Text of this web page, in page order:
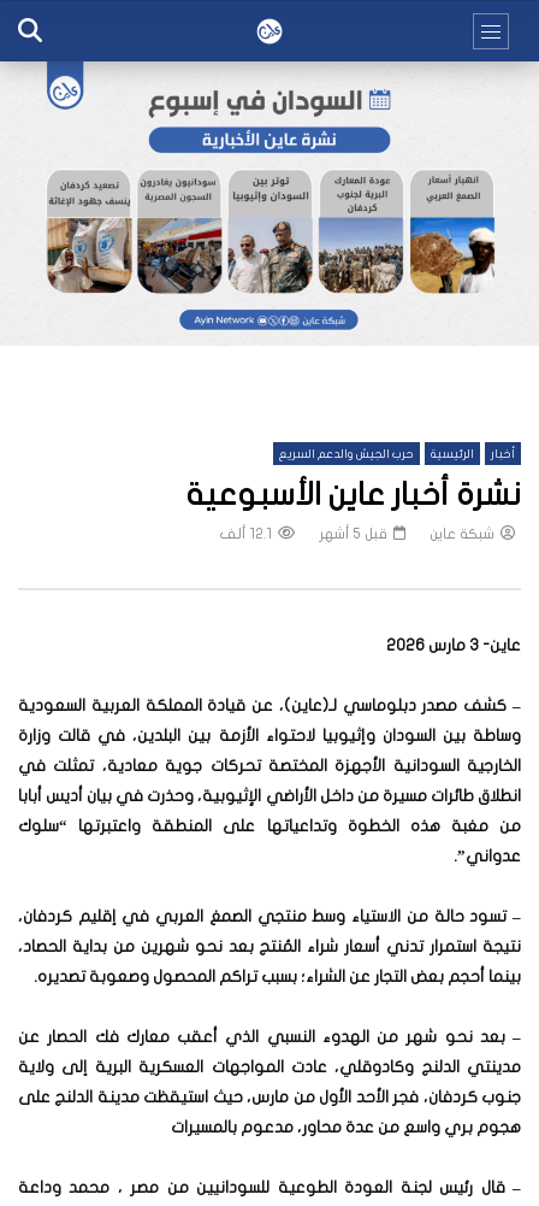
أخبار الرئيسية حرب الجيش والدعم السريع
نشرة أخبار عاين الأسبوعية
شبكة عاين قبل 5 أشهر 12.1 ألف
عاين- 3 مارس 2026
– كشف مصدر دبلوماسي لـ(عاين)، عن قيادة المملكة العربية السعودية
وساطة بين السودان وإثيوبيا لاحتواء الأزمة بين البلدين، في قالت وزارة
الخارجية السودانية الأجهزة المختصة تحركات جوية معادية، تمثلت في
انطلاق طائرات مسيرة من داخل الأراضي الإثيوبية، وحذرت في بيان أديس أبابا
من مغبة هذه الخطوة وتداعياتها على المنطقة واعتبرتها “سلوك
عدواني”.
– تسود حالة من الاستياء وسط منتجي الصمغ العربي في إقليم كردفان،
نتيجة استمرار تدني أسعار شراء المُنتج بعد نحو شهرين من بداية الحصاد،
بينما أحجم بعض التجار عن الشراء؛ بسبب تراكم المحصول وصعوبة تصديره.
– بعد نحو شهر من الهدوء النسبي الذي أعقب معارك فك الحصار عن
مدينتي الدلنج وكادوقلي، عادت المواجهات العسكرية البرية إلى ولاية
جنوب كردفان، فجر الأحد الأول من مارس، حيث استيقظت مدينة الدلنج على
هجوم بري واسع من عدة محاور، مدعوم بالمسيرات
– قال رئيس لجنة العودة الطوعية للسودانيين من مصر ، محمد وداعة